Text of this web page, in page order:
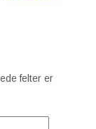
felter er